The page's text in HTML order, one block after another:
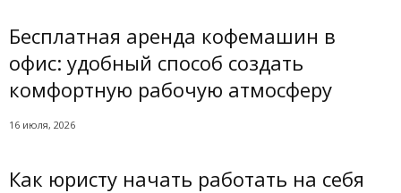
Бесплатная аренда кофемашин в
офис: удобный способ создать
комфортную рабочую атмосферу
16 июля, 2026
Как юристу начать работать на себя